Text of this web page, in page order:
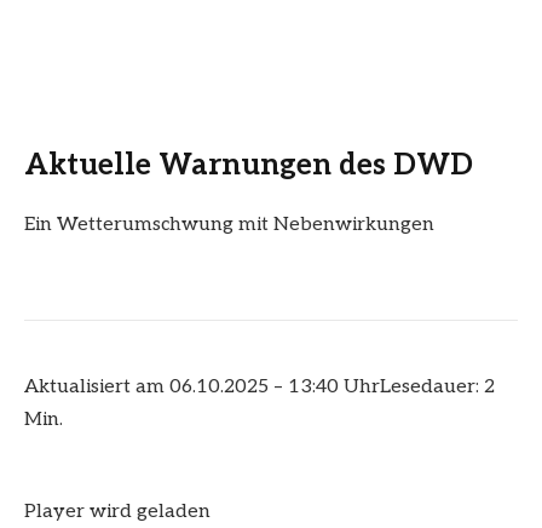
Aktuelle Warnungen des DWD
Ein Wetterumschwung mit Nebenwirkungen
Aktualisiert am 06.10.2025 – 13:40 UhrLesedauer: 2
Min.
Player wird geladen